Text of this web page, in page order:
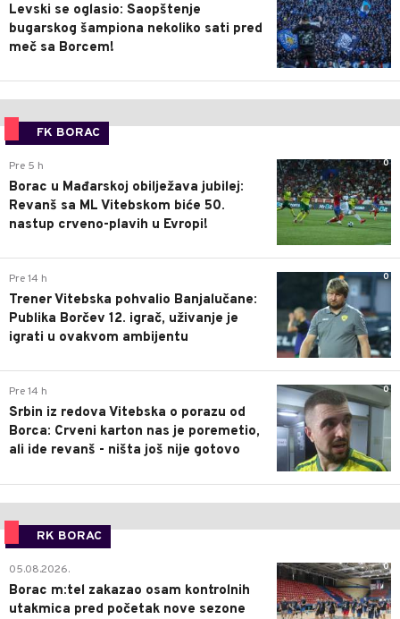
Levski se oglasio: Saopštenje
bugarskog šampiona nekoliko sati pred
meč sa Borcem!
FK BORAC
0
Pre 5 h
Borac u Mađarskoj obilježava jubilej:
Revanš sa ML Vitebskom biće 50.
nastup crveno-plavih u Evropi!
0
Pre 14 h
Trener Vitebska pohvalio Banjalučane:
Publika Borčev 12. igrač, uživanje je
igrati u ovakvom ambijentu
0
Pre 14 h
Srbin iz redova Vitebska o porazu od
Borca: Crveni karton nas je poremetio,
ali ide revanš - ništa još nije gotovo
RK BORAC
0
05.08.2026.
Borac m:tel zakazao osam kontrolnih
utakmica pred početak nove sezone